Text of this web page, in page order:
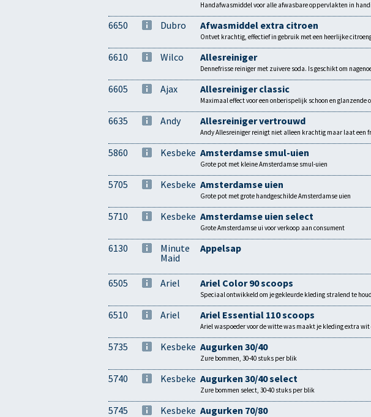
Handafwasmiddel voor alle afwasbare oppervlakten in
6650 Dubro Afwasmiddel extra citroen
Ontvet krachtig, effectief in gebruik met een heerlijke
6610 Wilco Allesreiniger
Dennefrisse reiniger met zuivere soda. Is geschikt om
6605 Ajax Allesreiniger classic
Maximaal effect voor een onberispelijk schoon en glanzende
6635 Andy Allesreiniger vertrouwd
Andy Allesreiniger reinigt niet alleen krachtig maar laat een
5860 Kesbeke Amsterdamse smul-uien
Grote pot met kleine Amsterdamse smul-uien
5705 Kesbeke Amsterdamse uien
Grote pot met grote handgeschilde Amsterdamse uien
5710 Kesbeke Amsterdamse uien select
Grote Amsterdamse ui voor verkoop aan consument
6130
Minute
Maid
Appelsap
6505 Ariel Ariel Color 90 scoops
Speciaal ontwikkeld om je gekleurde kleding stralend te
6510 Ariel Ariel Essential 110 scoops
Ariel waspoeder voor de witte was maakt je kleding extra wit
5735 Kesbeke Augurken 30/40
Zure bommen, 30-40 stuks per blik
5740 Kesbeke Augurken 30/40 select
Zure bommen select, 30-40 stuks per blik
5745 Kesbeke Augurken 70/80